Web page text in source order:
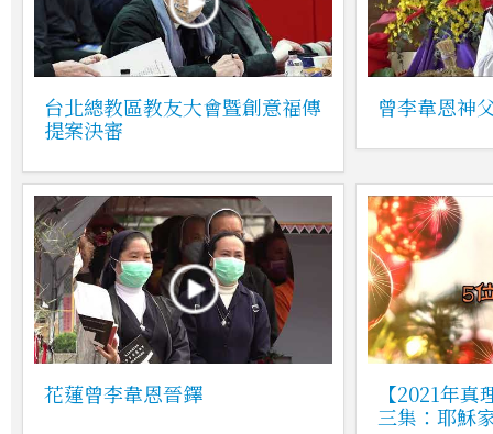
台北總教區教友大會暨創意福傳
提案決審
曾李韋恩神
花蓮曾李韋恩晉鐸
【2021年
三集：耶穌